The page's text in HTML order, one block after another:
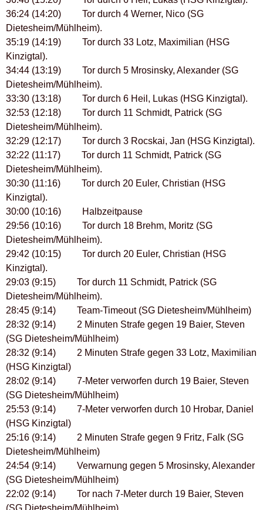
36:24 (14:20) Tor durch 4 Werner, Nico (SG
Dietesheim/Mühlheim).
35:19 (14:19) Tor durch 33 Lotz, Maximilian (HSG
Kinzigtal).
34:44 (13:19) Tor durch 5 Mrosinsky, Alexander (SG
Dietesheim/Mühlheim).
33:30 (13:18) Tor durch 6 Heil, Lukas (HSG Kinzigtal).
32:53 (12:18) Tor durch 11 Schmidt, Patrick (SG
Dietesheim/Mühlheim).
32:29 (12:17) Tor durch 3 Rocskai, Jan (HSG Kinzigtal).
32:22 (11:17) Tor durch 11 Schmidt, Patrick (SG
Dietesheim/Mühlheim).
30:30 (11:16) Tor durch 20 Euler, Christian (HSG
Kinzigtal).
30:00 (10:16) Halbzeitpause
29:56 (10:16) Tor durch 18 Brehm, Moritz (SG
Dietesheim/Mühlheim).
29:42 (10:15) Tor durch 20 Euler, Christian (HSG
Kinzigtal).
29:03 (9:15) Tor durch 11 Schmidt, Patrick (SG
Dietesheim/Mühlheim).
28:45 (9:14) Team-Timeout (SG Dietesheim/Mühlheim)
28:32 (9:14) 2 Minuten Strafe gegen 19 Baier, Steven
(SG Dietesheim/Mühlheim)
28:32 (9:14) 2 Minuten Strafe gegen 33 Lotz, Maximilian
(HSG Kinzigtal)
28:02 (9:14) 7-Meter verworfen durch 19 Baier, Steven
(SG Dietesheim/Mühlheim)
25:53 (9:14) 7-Meter verworfen durch 10 Hrobar, Daniel
(HSG Kinzigtal)
25:16 (9:14) 2 Minuten Strafe gegen 9 Fritz, Falk (SG
Dietesheim/Mühlheim)
24:54 (9:14) Verwarnung gegen 5 Mrosinsky, Alexander
(SG Dietesheim/Mühlheim)
22:02 (9:14) Tor nach 7-Meter durch 19 Baier, Steven
(SG Dietesheim/Mühlheim)